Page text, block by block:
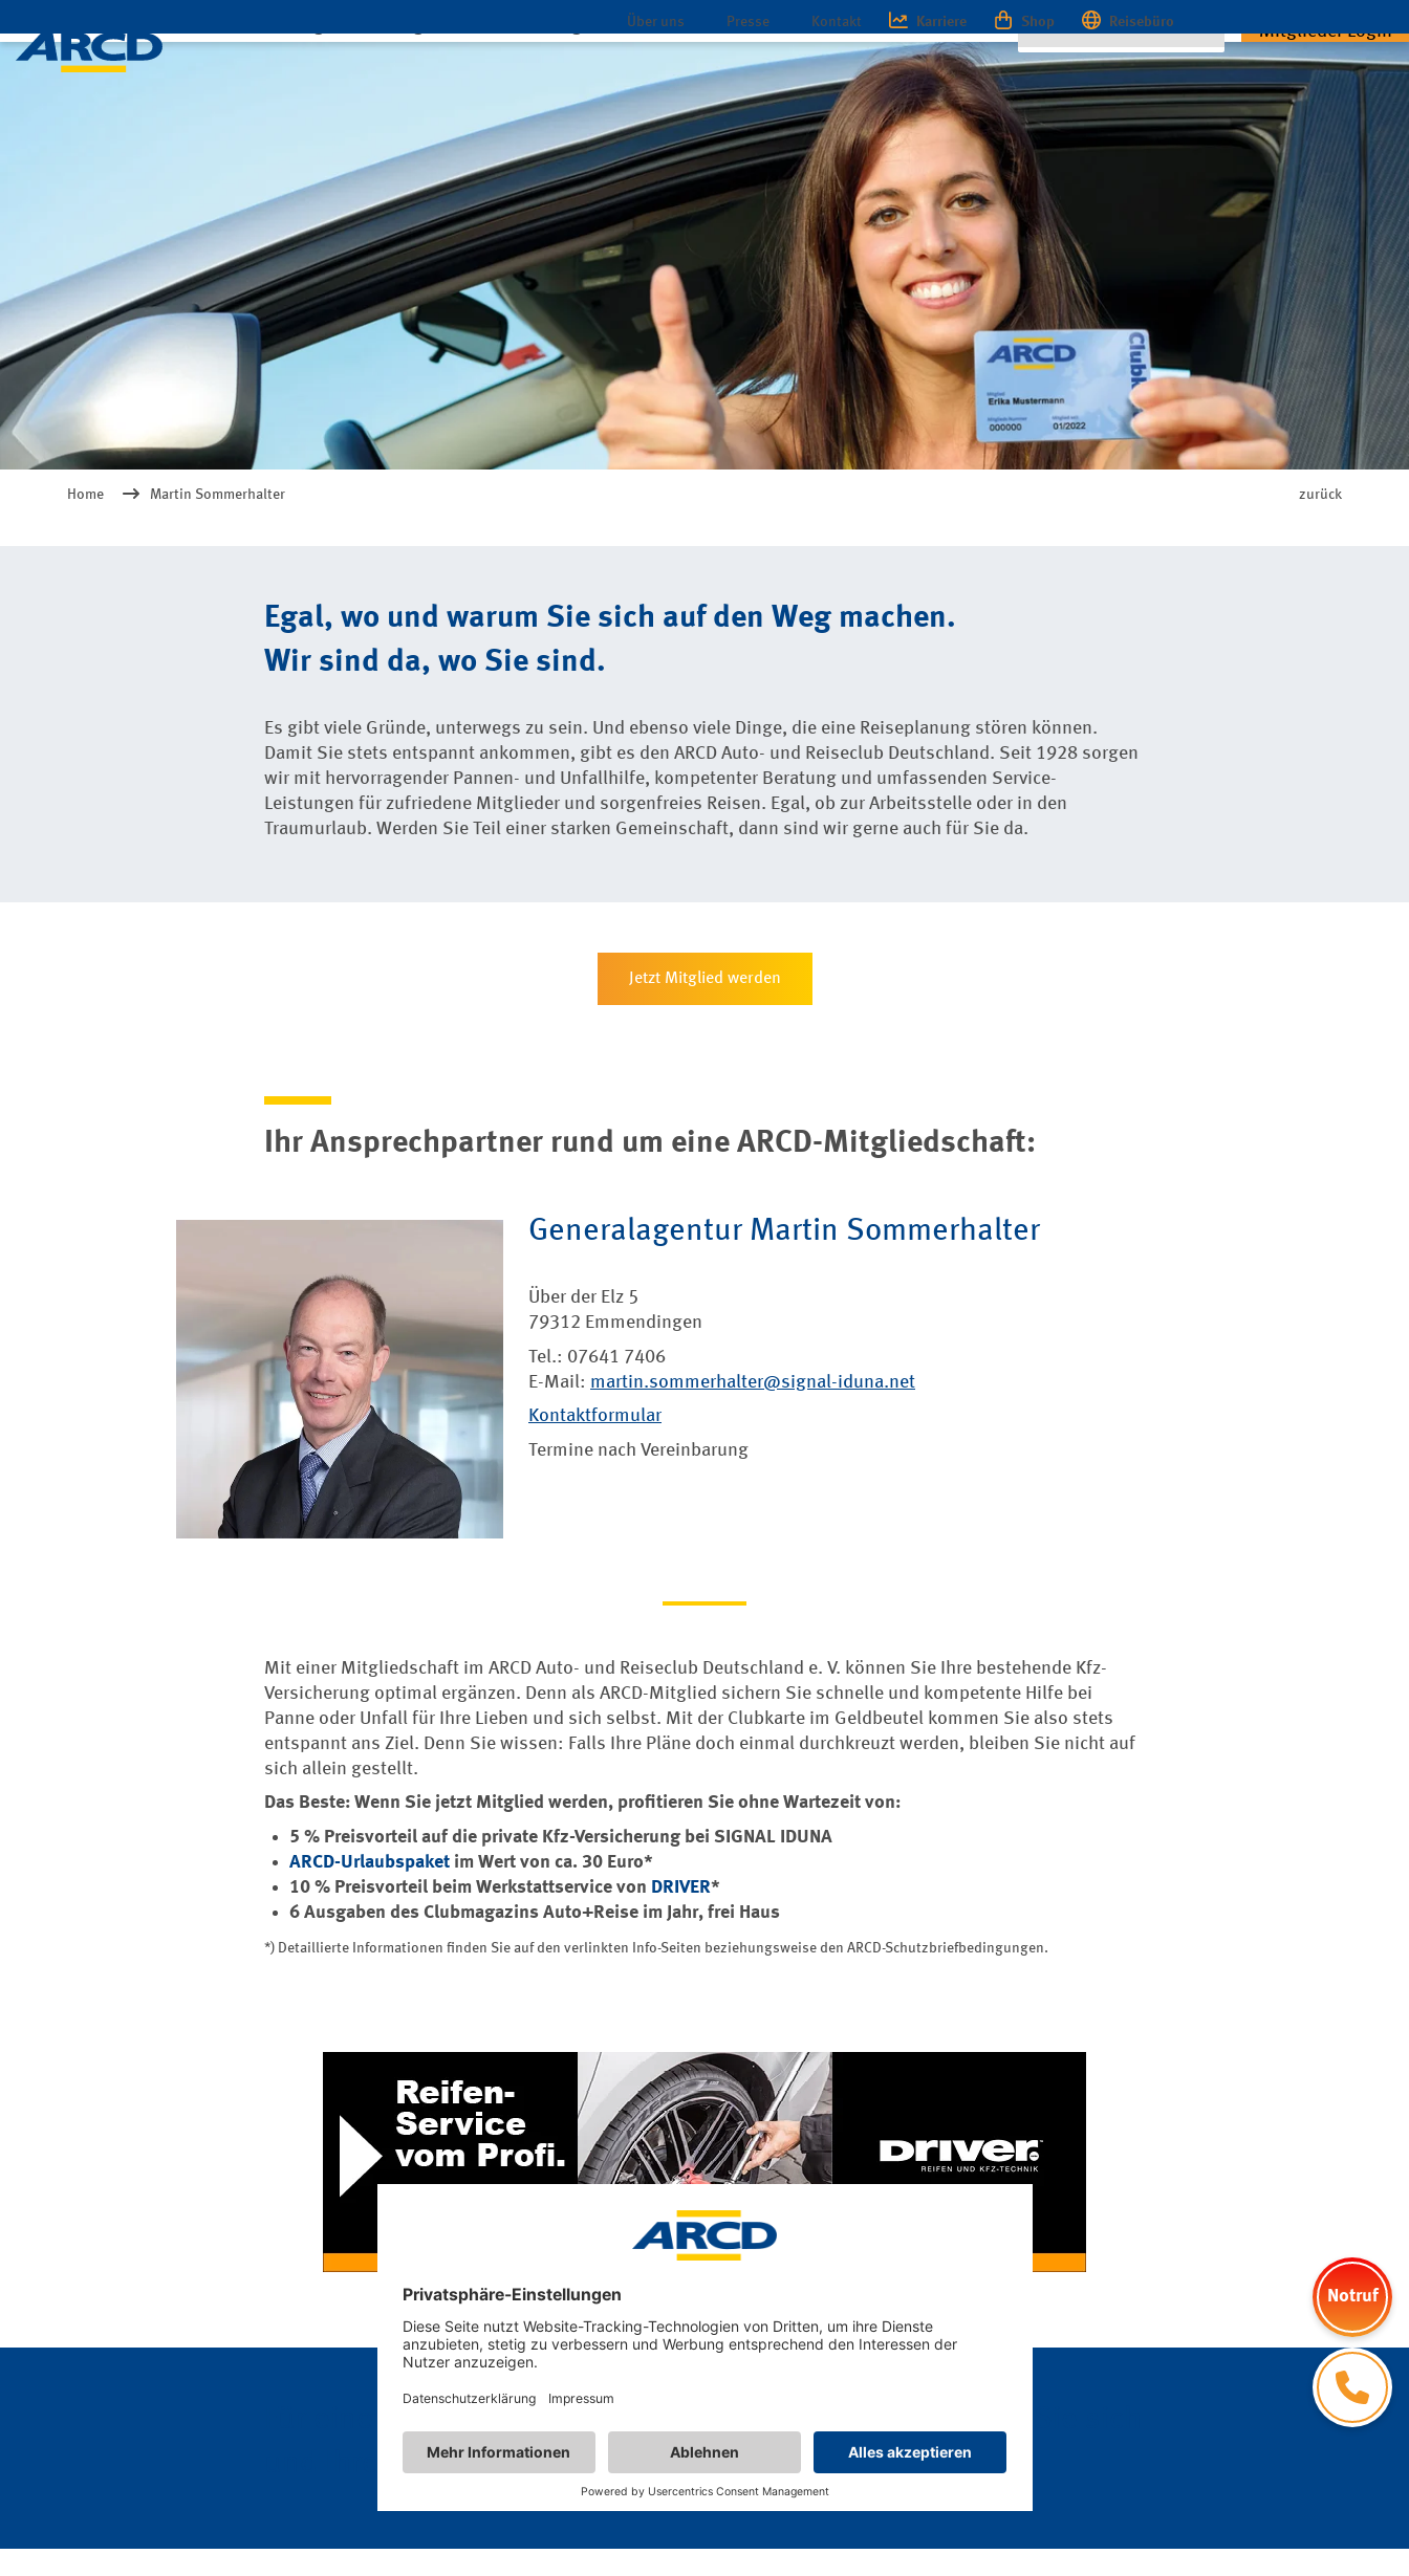
Über uns Presse Kontakt Karriere Shop Reisebüro
Infothek Mitglieder Login
Home Martin Sommerhalter zurück
Egal, wo und warum Sie sich auf den Weg machen.
Wir sind da, wo Sie sind.
Es gibt viele Gründe, unterwegs zu sein. Und ebenso viele Dinge, die eine Reiseplanung stören können.
Damit Sie stets entspannt ankommen, gibt es den ARCD Auto- und Reiseclub Deutschland. Seit 1928 sorgen
wir mit hervorragender Pannen- und Unfallhilfe, kompetenter Beratung und umfassenden Service-
Leistungen für zufriedene Mitglieder und sorgenfreies Reisen. Egal, ob zur Arbeitsstelle oder in den
Traumurlaub. Werden Sie Teil einer starken Gemeinschaft, dann sind wir gerne auch für Sie da.
Jetzt Mitglied werden
Ihr Ansprechpartner rund um eine ARCD-Mitgliedschaft:
Generalagentur Martin Sommerhalter
Über der Elz 5
79312 Emmendingen
Tel.: 07641 7406
E-Mail: martin.sommerhalter@signal-iduna.net
Kontaktformular
Termine nach Vereinbarung
Mit einer Mitgliedschaft im ARCD Auto- und Reiseclub Deutschland e. V. können Sie Ihre bestehende Kfz-
Versicherung optimal ergänzen. Denn als ARCD-Mitglied sichern Sie schnelle und kompetente Hilfe bei
Panne oder Unfall für Ihre Lieben und sich selbst. Mit der Clubkarte im Geldbeutel kommen Sie also stets
entspannt ans Ziel. Denn Sie wissen: Falls Ihre Pläne doch einmal durchkreuzt werden, bleiben Sie nicht auf
sich allein gestellt.
Das Beste: Wenn Sie jetzt Mitglied werden, profitieren Sie ohne Wartezeit von:
5 % Preisvorteil auf die private Kfz-Versicherung bei SIGNAL IDUNA
ARCD-Urlaubspaket im Wert von ca. 30 Euro*
10 % Preisvorteil beim Werkstattservice von DRIVER*
6 Ausgaben des Clubmagazins Auto+Reise im Jahr, frei Haus
*) Detaillierte Informationen finden Sie auf den verlinkten Info-Seiten beziehungsweise den ARCD-Schutzbriefbedingungen.
und Ihren Lieben optimalen Schutz.
Notruf
Kontakt